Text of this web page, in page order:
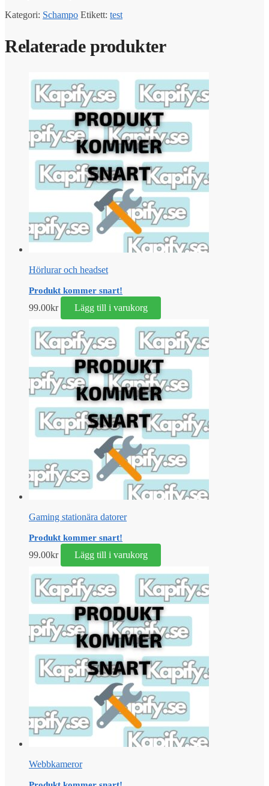
Kategori: Schampo Etikett: test
Relaterade produkter
Hörlurar och headset
Produkt kommer snart!
99.00kr Lägg till i varukorg
Gaming stationära datorer
Produkt kommer snart!
99.00kr Lägg till i varukorg
Webbkameror